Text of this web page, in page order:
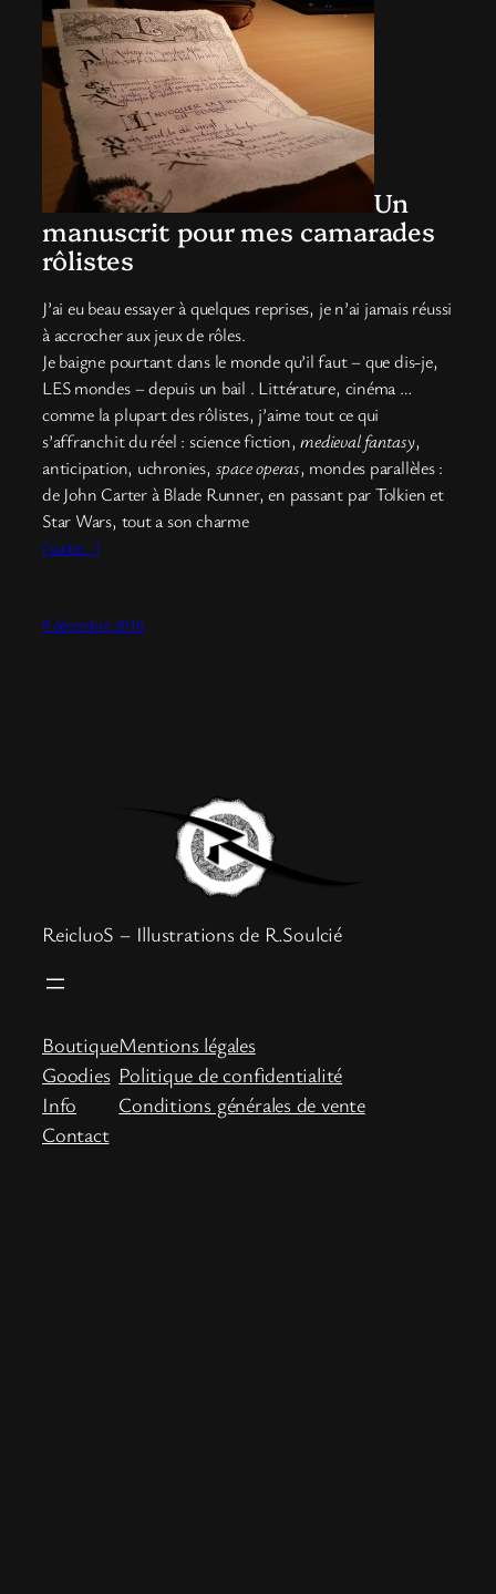
Un
manuscrit pour mes camarades
rôlistes
J’ai eu beau essayer à quelques reprises, je n’ai jamais réussi
à accrocher aux jeux de rôles.
Je baigne pourtant dans le monde qu’il faut – que dis-je,
LES mondes – depuis un bail . Littérature, cinéma …
comme la plupart des rôlistes, j’aime tout ce qui
s’affranchit du réel : science fiction,medieval fantasy,
anticipation, uchronies, space operas, mondes parallèles :
de John Carter à Blade Runner, en passant par Tolkien et
Star Wars, tout a son charme
(suite…)
9 décembre 2016
ReicluoS – Illustrations de R.Soulcié
Boutique
Goodies
Info
Contact
Mentions légales
Politique de confidentialité
Conditions générales de vente